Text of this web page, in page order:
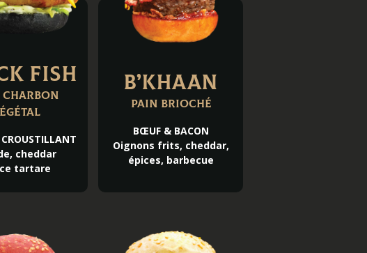
Fish
charbon
cheddar
tartare
B’Khaan
Pain brioché
BŒUF & BACON
Oignons frits, cheddar,
épices, barbecue